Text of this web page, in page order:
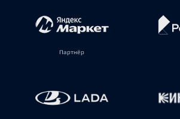
Партнёр